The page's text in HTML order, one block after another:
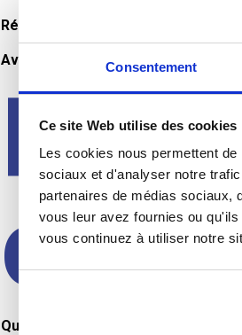
Consentement
Ce site Web utilise des cookies
Les cookies nous permettent
sociaux et d'analyser notre
partenaires de médias sociaux,
vous leur avez fournies ou
vous continuez à utiliser notre
Rémunération :
Avantages :
Qualifications et diplômes :